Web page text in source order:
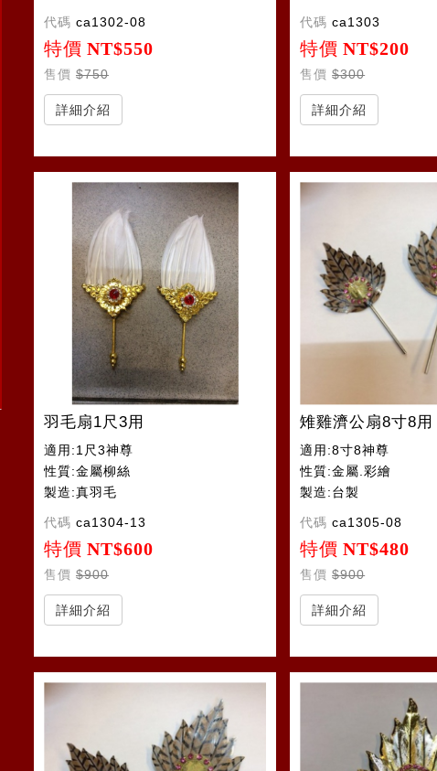
代碼 ca1302-08
特價 NT$550
售價 $750
詳細介紹
代碼 ca1303
特價 NT$200
售價 $300
詳細介紹
羽毛扇1尺3用
適用:1尺3神尊
性質:金屬柳絲
製造:真羽毛
代碼 ca1304-13
特價 NT$600
售價 $900
詳細介紹
雉雞濟公扇8寸8用
適用:8寸8神尊
性質:金屬.彩繪
製造:台製
代碼 ca1305-08
特價 NT$480
售價 $900
詳細介紹